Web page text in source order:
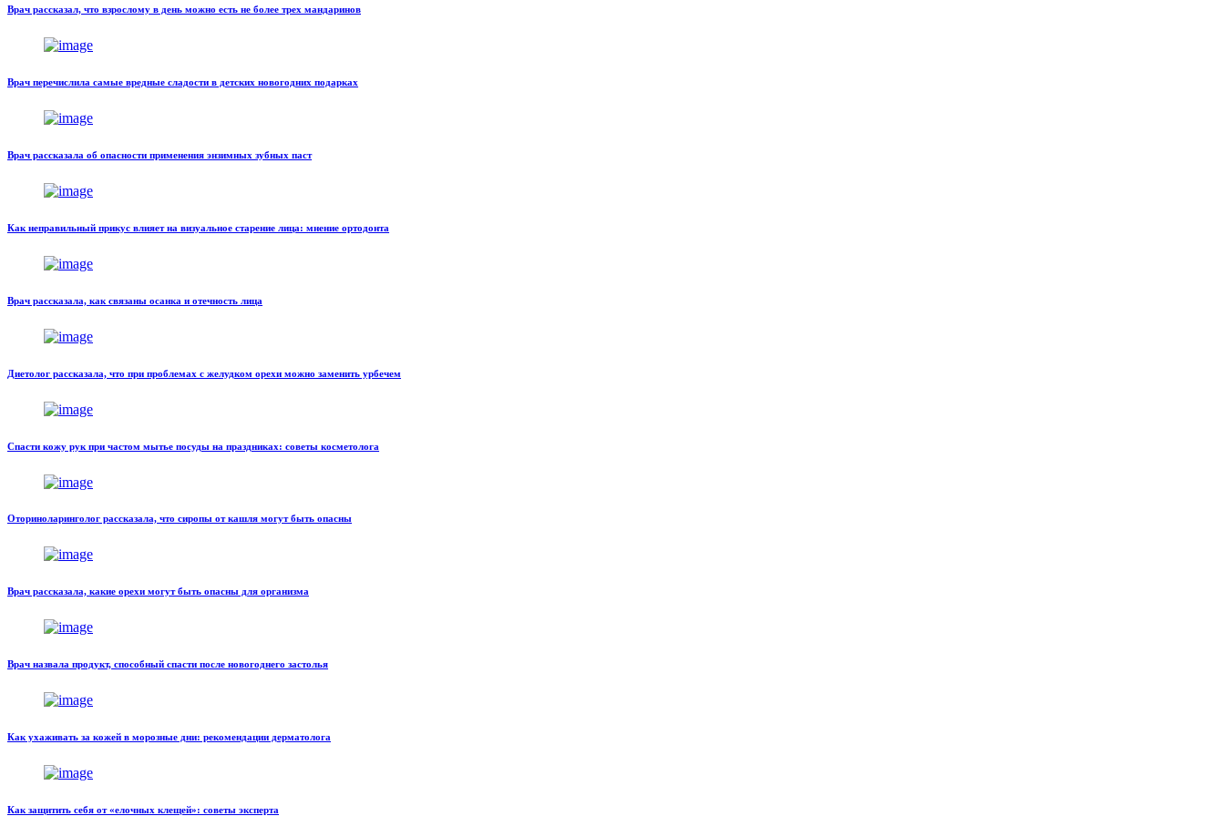
Врач рассказал, что взрослому в день можно есть не более трех мандаринов
Врач перечислила самые вредные сладости в детских новогодних подарках
Врач рассказала об опасности применения энзимных зубных паст
Как неправильный прикус влияет на визуальное старение лица: мнение ортодонта
Врач рассказала, как связаны осанка и отечность лица
Диетолог рассказала, что при проблемах с желудком орехи можно заменить урбечем
Спасти кожу рук при частом мытье посуды на праздниках: советы косметолога
Оториноларинголог рассказала, что сиропы от кашля могут быть опасны
Врач рассказала, какие орехи могут быть опасны для организма
Врач назвала продукт, способный спасти после новогоднего застолья
Как ухаживать за кожей в морозные дни: рекомендации дерматолога
Как защитить себя от «елочных клещей»: советы эксперта